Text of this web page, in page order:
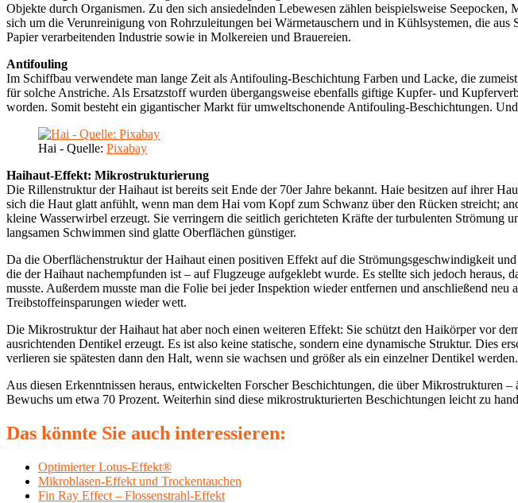
Objekte durch Organismen. Zu den sich ansiedelnden Lebewesen zählen beispielsweise
sich um die Verunreinigung von Rohrzuleitungen bei Wärmetauschern und in Kühlsystemen, die
Papier verarbeitenden Industrie sowie in Molkereien und Brauereien.
Antifouling
Im Schiffbau verwendete man lange Zeit als Antifouling-Beschichtung Farben und Lacke, die
für solche Anstriche. Als Ersatzstoff wurden übergangsweise ebenfalls giftige Kupfer- und
worden. Somit besteht ein gigantischer Markt für umweltschonende Antifouling-Beschichtungen.
Hai - Quelle: Pixabay
Haihaut-Effekt: Mikrostrukturierung
Die Rillenstruktur der Haihaut ist bereits seit Ende der 70er Jahre bekannt. Haie besitzen auf ihrer
sich die Haut glatt anfühlt, wenn man dem Hai vom Kopf zum Schwanz über den Rücken streicht;
kleine Wasserwirbel erzeugt. Sie verringern die seitlich gerichteten Kräfte der turbulenten
langsamen Schwimmen sind glatte Oberflächen günstiger.
Da die Oberflächenstruktur der Haihaut einen positiven Effekt auf die Strömungsgeschwindigkeit
die der Haihaut nachempfunden ist – auf Flugzeuge aufgeklebt wurde. Es stellte sich jedoch
musste. Außerdem musste man die Folie bei jeder Inspektion wieder entfernen und anschließend
Treibstoffeinsparungen wieder wett.
Die Mikrostruktur der Haihaut hat aber noch einen weiteren Effekt: Sie schützt den Haikörper vor
ausrichtenden Dentikel erzeugt. Es ist also keine statische, sondern eine dynamische Struktur. Dies
verlieren sie spätesten dann den Halt, wenn sie wachsen und größer als ein einzelner Dentikel werden.
Aus diesen Erkenntnissen heraus, entwickelten Forscher Beschichtungen, die über Mikrostrukturen
Bewuchs um etwa 70 Prozent. Weiterhin sind diese mikrostrukturierten Beschichtungen leicht zu
Das könnte Sie auch interessieren:
Optimierter Lotus-Effekt®
Mikroblasen-Effekt und Trockentauchen
Fin Ray Effect – Flossenstrahl-Effekt